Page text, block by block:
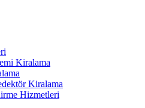
Kiralama
Kiralama
Hizmetleri